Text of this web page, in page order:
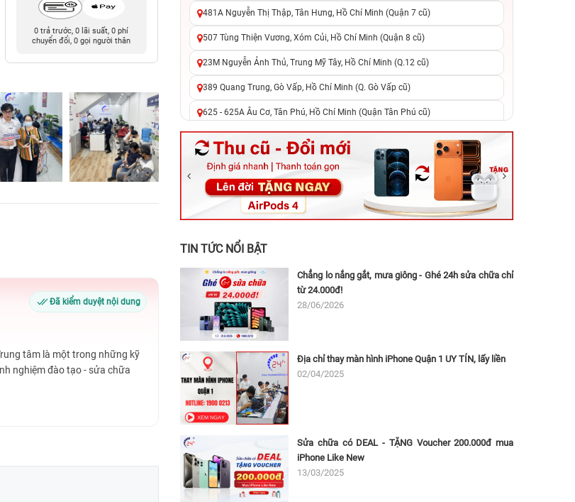
0 trả trước, 0 lãi suất, 0 phí
chuyển đổi, 0 gọi người thân
chuyển đổi, 0 gọi người thân
chuyển đổi, 0 gọi người thân
Đã kiểm duyệt nội dung
tâm là một trong những kỹ
nghiệm đào tạo - sửa chữa
481A Nguyễn Thị Thập, Tân Hưng, Hồ Chí Minh (Quận 7 cũ)
507 Tùng Thiện Vương, Xóm Củi, Hồ Chí Minh (Quận 8 cũ)
23M Nguyễn Ảnh Thủ, Trung Mỹ Tây, Hồ Chí Minh (Q.12 cũ)
389 Quang Trung, Gò Vấp, Hồ Chí Minh (Q. Gò Vấp cũ)
625 - 625A Âu Cơ, Tân Phú, Hồ Chí Minh (Quận Tân Phú cũ)
326 Lê Văn Việt, Tăng Nhơn Phú, Hồ Chí Minh (Q.9 TP. Thủ Đức cũ)
256 Võ Văn Ngân, Thủ Đức, Hồ Chí Minh (Bình Thọ, TP. Thủ Đức Cũ)
70 Nguyễn An Ninh, Dĩ An, Hồ Chí Minh (Bình Dương Cũ)
24h Vũng Tàu: 162A Ba Cu, Vũng Tàu, Hồ Chí Minh (TP. Vũng Tàu cũ)
TIN TỨC NỔI BẬT
Chẳng lo nắng gắt, mưa giông - Ghé 24h sửa chữa chỉ
từ 24.000đ!
28/06/2026
Địa chỉ thay màn hình iPhone Quận 1 UY TÍN, lấy liền
02/04/2025
Sửa chữa có DEAL - TẶNG Voucher 200.000đ mua
iPhone Like New
13/03/2025